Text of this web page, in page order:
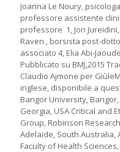
Joanna Le Noury,
professore assistente
professore 1, Jon
Raven , borsista post-
associato 4, Elia Abi-
Pubblicato su BMJ,2015
Claudio Ajmone per
inglese, disponibile a
Bangor University,
Georgia, USA Critical and
Group, Robinson
Adelaide, South Australia,
Faculty of Health